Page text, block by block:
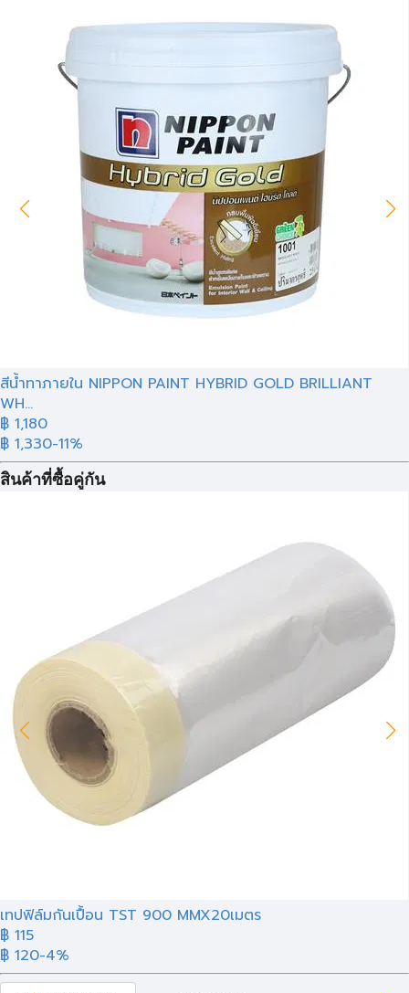
สีน้ำทาภายใน NIPPON PAINT HYBRID GOLD BRILLIANT
WH...
฿ 1,180
฿ 1,330-11%
สินค้าที่ซื้อคู่กัน
เทปฟิล์มกันเปื้อน TST 900 MMX20เมตร
฿ 115
฿ 120-4%